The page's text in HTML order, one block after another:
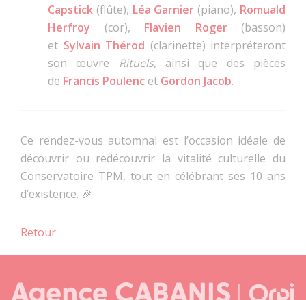
Capstick (flûte), Léa Garnier (piano), Romuald
Herfroy (cor), Flavien Roger(basson)
et Sylvain Thérod (clarinette) interpréteront
son œuvre Rituels, ainsi que des pièces
de Francis Poulenc et Gordon Jacob.
Ce rendez-vous automnal est l’occasion idéale de
découvrir ou redécouvrir la vitalité culturelle du
Conservatoire TPM, tout en célébrant ses 10 ans
d’existence. 🎉
Retour